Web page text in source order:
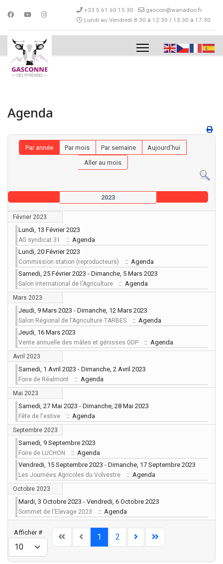
+33 5 61 60 15 30
gascon@wanadoo.fr
Lundi au Vendredi 8:30 à 12:30 / 13:30 à 17:30
Agenda
Par année Par mois Par semaine
Aujourd'hui
Aller au mois
2023
Février 2023
Lundi, 13 Février 2023
AG syndicat 31
:: Agenda
Lundi, 20 Février 2023
Commission station (reproducteurs)
:: Agenda
Samedi, 25 Février 2023 - Dimanche, 5 Mars 2023
Salon International de l'Agriculture :: Agenda
Mars 2023
Jeudi, 9 Mars 2023 - Dimanche, 12 Mars 2023
Salon Régional de l'Agriculture TARBES
:: Agenda
Jeudi, 16 Mars 2023
Vente annuelle des mâles et génisses GDP :: Agenda
Avril 2023
Samedi, 1 Avril 2023 - Dimanche, 2 Avril 2023
Foire de Réalmont :: Agenda
Mai 2023
Samedi, 27 Mai 2023 - Dimanche, 28 Mai 2023
Fête de l'estive :: Agenda
Septembre 2023
Samedi, 9 Septembre 2023
Foire de LUCHON
:: Agenda
Vendredi, 15 Septembre 2023 - Dimanche, 17 Septembre 2023
Les Journées Agricoles du Volvestre :: Agenda
Octobre 2023
Mardi, 3 Octobre 2023 - Vendredi, 6 Octobre 2023
Sommet de l'Elevage 2023 :: Agenda
Limite de la pagination
Afficher # 1 2